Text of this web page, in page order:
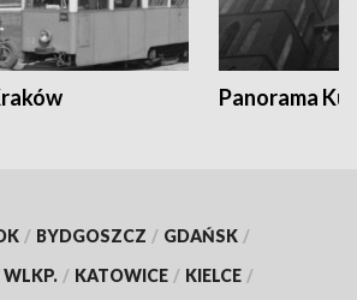
Panorama
/ BYDGOSZCZ / GDAŃSK /
/ KATOWICE / KIELCE /